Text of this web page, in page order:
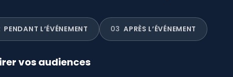
PENDANT L’ÉVÉNEMENT 03 APRÈS L’ÉVÉNEMENT
vos audiences